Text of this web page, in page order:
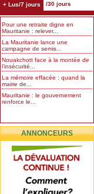
+ Lus/7 jours /30 jours
Pour une retraite digne en
Mauritanie : relever...
La Mauritanie lance une
campagne de semis...
Nouakchott face à la montée de
l’insécurité...
La mémoire effacée : quand la
mairie de...
Mauritanie : le gouvernement
renforce le...
ANNONCEURS